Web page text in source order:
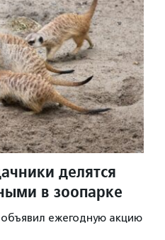
делятся
в зоопарке
ежегодную акцию